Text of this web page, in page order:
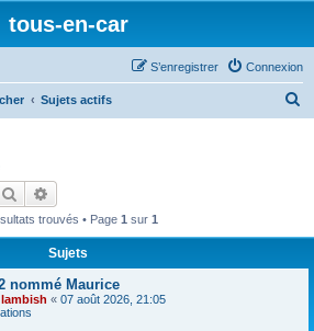
tous-en-car
Connexion
S’enregistrer
Sujets actifs
Rechercher
trouvés • Page 1 sur 1
Sujets
nommé Maurice
lambish « 07 août 2026, 21:05